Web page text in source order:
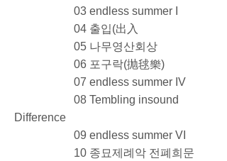
03 endless summer I
04 출입(出入
05 나무영산회상
06 포구락(抛毬樂)
07 endless summer IV
08 Tembling insound
Difference
09 endless summer VI
10 종묘제례악 전폐희문